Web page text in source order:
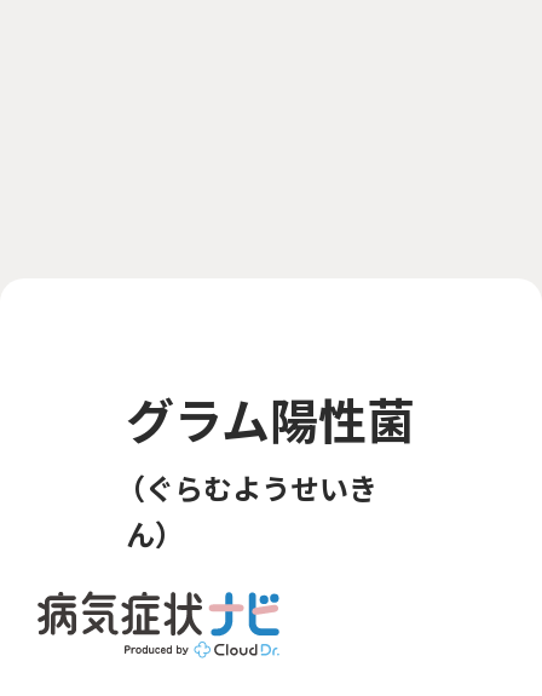
グラム陽性菌
ぐらむようせいき
ん
免疫・膠原病・感染症